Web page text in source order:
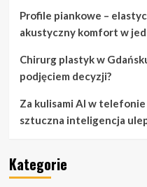
Profile piankowe –
akustyczny komfort w
Chirurg plastyk w
podjęciem decyzji?
Za kulisami AI w telefonie
sztuczna inteligencja
Kategorie